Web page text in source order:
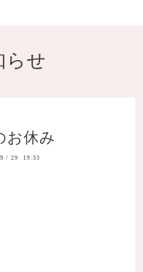
らせ
お休み
/ 29 19:33